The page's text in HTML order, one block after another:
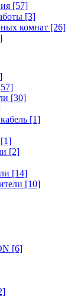
[57]
[3]
комнат [26]
[30]
[1]
[1]
[2]
[14]
[10]
[6]